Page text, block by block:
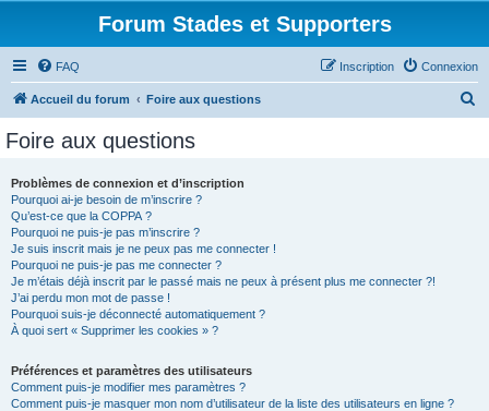
Forum Stades et Supporters
FAQ Connexion
Inscription
Accueil du forum Foire aux questions
Foire aux questions
Problèmes de connexion et d’inscription
Pourquoi ai-je besoin de m’inscrire ?
Qu’est-ce que la COPPA ?
Pourquoi ne puis-je pas m’inscrire ?
Je suis inscrit mais je ne peux pas me connecter !
Pourquoi ne puis-je pas me connecter ?
Je m’étais déjà inscrit par le passé mais ne peux à présent plus me connecter ?!
J’ai perdu mon mot de passe !
Pourquoi suis-je déconnecté automatiquement ?
À quoi sert « Supprimer les cookies » ?
Préférences et paramètres des utilisateurs
Comment puis-je modifier mes paramètres ?
Comment puis-je masquer mon nom d’utilisateur de la liste des utilisateurs en ligne ?